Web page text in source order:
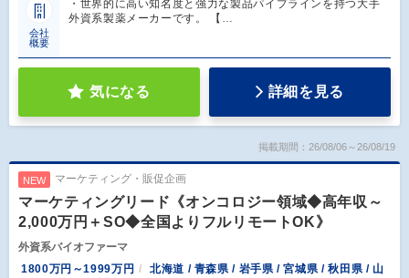
会社
概要
・世界的に高い知名度と強力な製品パイプラインを持つ大手
外資系製薬メーカーです。 【…
気になる 詳細を見る
掲載期間：26/08/06～26/08/19
NEW マーケティング・販促企画
マーケティングリード《オンコロジー領域◆高年収～
2,000万円＋SO◆全国よりフルリモートOK》
外資系バイオファーマ
1800万円～1999万円
北海道 / 青森県 / 岩手県 / 宮城県 / 秋田県 / 山